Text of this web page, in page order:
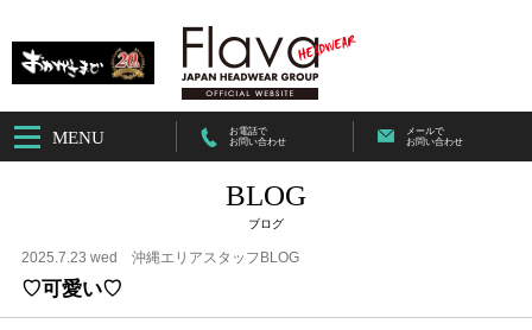
MENU
お電話で
お問い合わせ
メールで
お問い合わせ
BLOG
ブログ
2025.7.23 wed 沖縄エリアスタッフBLOG
♡可愛い♡